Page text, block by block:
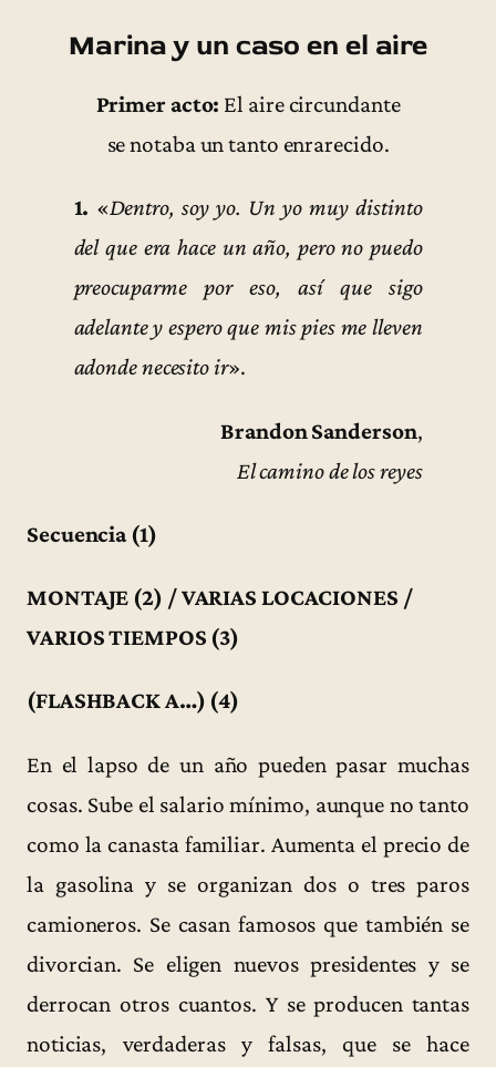
Marina y un caso en el aire
Primer acto: El aire circundante
se notaba un tanto enrarecido.
1. «Dentro, soy yo. Un yo muy distinto
del que era hace un año, pero no puedo
preocuparme por eso, así que sigo
adelante y espero que mis pies me lleven
adonde necesito ir».
Brandon Sanderson,
El camino de los reyes
Secuencia (1)
MONTAJE (2) / VARIAS LOCACIONES /
VARIOS TIEMPOS (3)
(FLASHBACK A…) (4)
En el lapso de un año pueden pasar muchas
cosas. Sube el salario mínimo, aunque no tanto
como la canasta familiar. Aumenta el precio de
la gasolina y se organizan dos o tres paros
camioneros. Se casan famosos que también se
divorcian. Se eligen nuevos presidentes y se
derrocan otros cuantos. Y se producen tantas
noticias, verdaderas y falsas, que se hace